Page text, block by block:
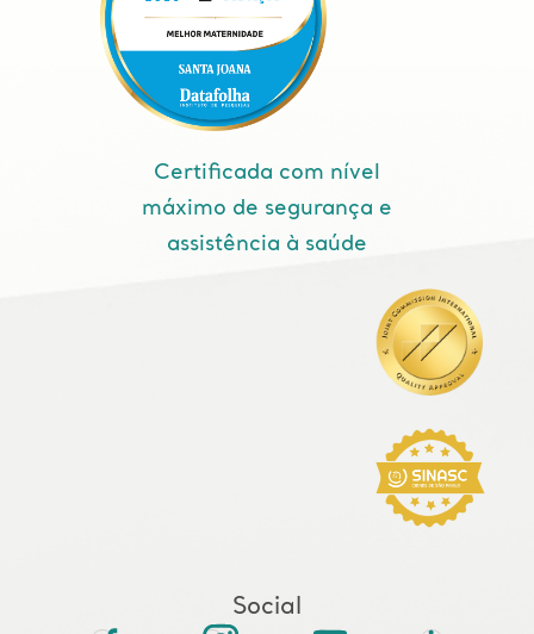
Certificada com nível
máximo de segurança e
assistência à saúde
Social